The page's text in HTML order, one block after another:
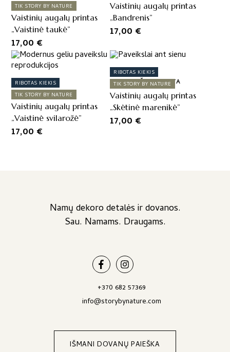
TIK STORY BY NATURE
Vaistinių augalų printas
„Vaistinė taukė”
17,00 €
Vaistinių augalų printas
„Bandrenis”
17,00 €
IŠPARDUOTA
RIBOTAS KIEKIS
TIK STORY BY NATURE
Vaistinių augalų printas
„Vaistinė svilarožė”
17,00 €
RIBOTAS KIEKIS
TIK STORY BY NATURE
Vaistinių augalų printas
„Skėtinė marenikė”
17,00 €
Namų dekoro detalės ir dovanos.
Sau. Namams. Draugams.
+370 682 57369
info@storybynature.com
IŠMANI DOVANŲ PAIEŠKA